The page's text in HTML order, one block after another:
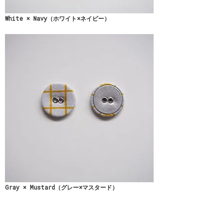
White × Navy（ホワイト×ネイビー）
Gray × Mustard（グレー×マスタード）